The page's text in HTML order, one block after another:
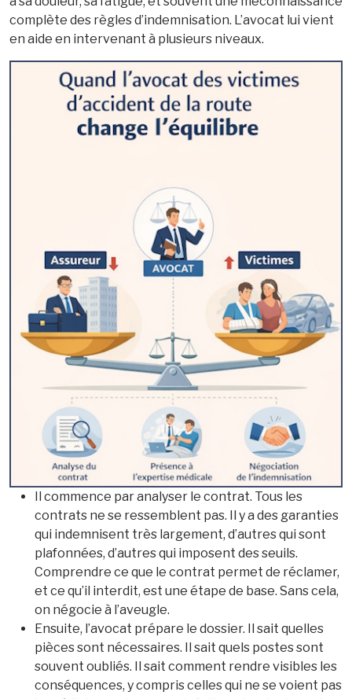
complète des règles d’indemnisation. L’avocat lui vient
en aide en intervenant à plusieurs niveaux.
Il commence par analyser le contrat. Tous les
contrats ne se ressemblent pas. Il y a des garanties
qui indemnisent très largement, d’autres qui sont
plafonnées, d’autres qui imposent des seuils.
Comprendre ce que le contrat permet de réclamer,
et ce qu’il interdit, est une étape de base. Sans cela,
on négocie à l’aveugle.
Ensuite, l’avocat prépare le dossier. Il sait quelles
pièces sont nécessaires. Il sait quels postes sont
souvent oubliés. Il sait comment rendre visibles les
conséquences, y compris celles qui ne se voient pas